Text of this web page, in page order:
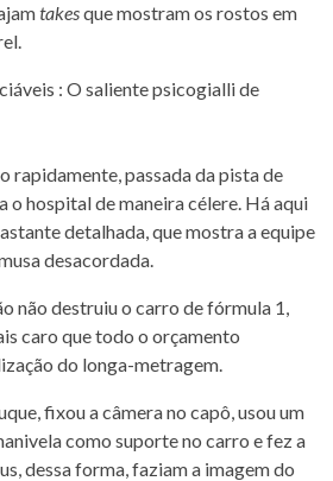
takesque mostram os rostos em
rapidamente, passada da pista de
o hospital de maneira célere. Há aqui
detalhada, que mostra a equipe
desacordada.
não destruiu o carro de fórmula 1,
caro que todo o orçamento
do longa-metragem.
fixou a câmera no capô, usou um
como suporte no carro e fez a
dessa forma, faziam a imagem do